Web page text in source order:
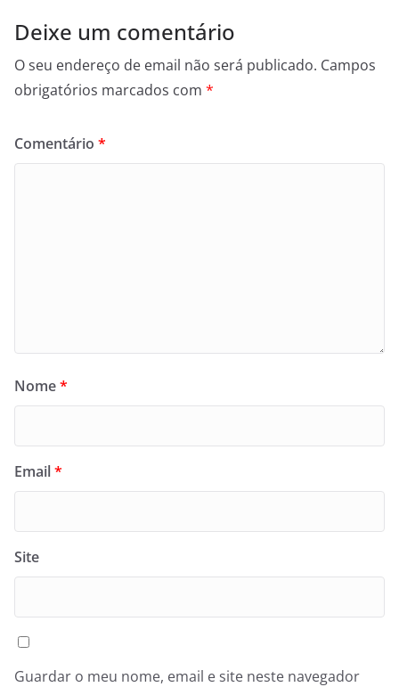
Deixe um comentário
O seu endereço de email não será publicado. Campos
obrigatórios marcados com *
Comentário *
Nome*
Email*
Site
Guardar o meu nome, email e site neste navegador